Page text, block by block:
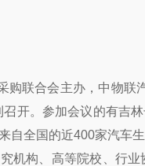
购联合会主办，中物联
召开。参加会议的有吉
自全国的近400家汽车
机构、高等院校、行